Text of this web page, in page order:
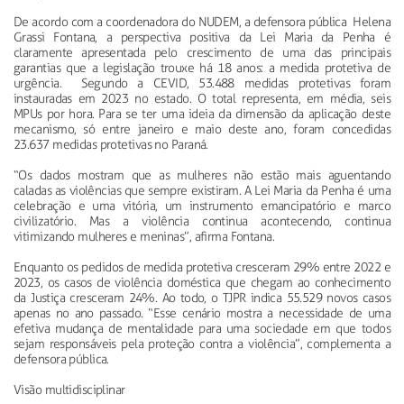
De acordo com a coordenadora do NUDEM, a defensora pública Helena
Grassi Fontana, a perspectiva positiva da Lei Maria da Penha é
claramente apresentada pelo crescimento de uma das principais
garantias que a legislação trouxe há 18 anos: a medida protetiva de
urgência. Segundo a CEVID, 53.488 medidas protetivas foram
instauradas em 2023 no estado. O total representa, em média, seis
MPUs por hora. Para se ter uma ideia da dimensão da aplicação deste
mecanismo, só entre janeiro e maio deste ano, foram concedidas
23.637 medidas protetivas no Paraná.
“Os dados mostram que as mulheres não estão mais aguentando
caladas as violências que sempre existiram. A Lei Maria da Penha é uma
celebração e uma vitória, um instrumento emancipatório e marco
civilizatório. Mas a violência continua acontecendo, continua
vitimizando mulheres e meninas”, afirma Fontana.
Enquanto os pedidos de medida protetiva cresceram 29% entre 2022 e
2023, os casos de violência doméstica que chegam ao conhecimento
da Justiça cresceram 24%. Ao todo, o TJPR indica 55.529 novos casos
apenas no ano passado. “Esse cenário mostra a necessidade de uma
efetiva mudança de mentalidade para uma sociedade em que todos
sejam responsáveis pela proteção contra a violência”, complementa a
defensora pública.
Visão multidisciplinar